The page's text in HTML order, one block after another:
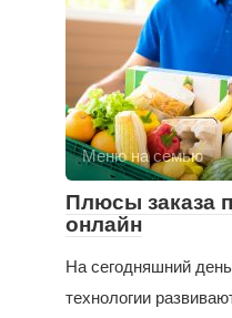
Меню на семью
Плюсы заказа
онлайн
На сегодняшний
технологии